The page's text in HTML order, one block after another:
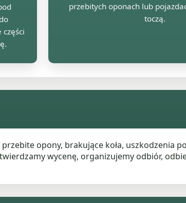
przebitych oponach lub
toczą.
opony, brakujące koła, uszkodzenia
wycenę, organizujemy odbiór,